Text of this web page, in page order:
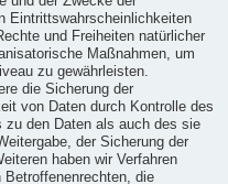
Eintrittswahrscheinlichkeiten
und Freiheiten natürlicher
Maßnahmen, um
zu gewährleisten.
die Sicherung der
von Daten durch Kontrolle des
zu den Daten als auch des sie
der Sicherung der
haben wir Verfahren
Betroffenenrechten, die